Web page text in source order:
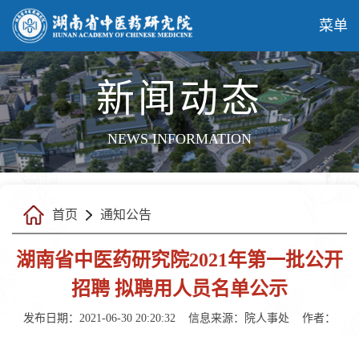
菜单
新闻动态
NEWS INFORMATION
首页 通知公告
湖南省中医药研究院2021年第一批公开
招聘 拟聘用人员名单公示
发布日期：2021-06-30 20:20:32 信息来源：院人事处 作者：